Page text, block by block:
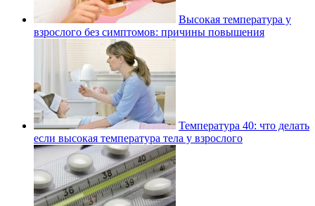
Высокая температура у
взрослого без симптомов: причины повышения
Температура 40: что делать
если высокая температура тела у взрослого